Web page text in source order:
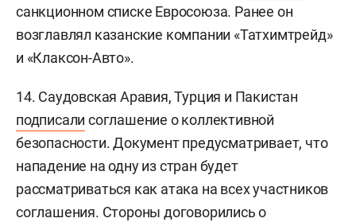
санкционном списке Евросоюза. Ранее он
возглавлял казанские компании «Татхимтрейд»
и «Клаксон-Авто».
14. Саудовская Аравия, Турция и Пакистан
подписали соглашение о коллективной
безопасности. Документ предусматривает, что
нападение на одну из стран будет
рассматриваться как атака на всех участников
соглашения. Стороны договорились о